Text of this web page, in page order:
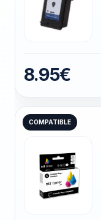
8.95€
COMPATIBLE